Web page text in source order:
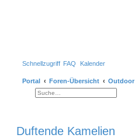
Schnellzugriff FAQ Kalender
Portal Foren-Übersicht Outdoor
Suche
Erweiterte Suche
Duftende Kamelien